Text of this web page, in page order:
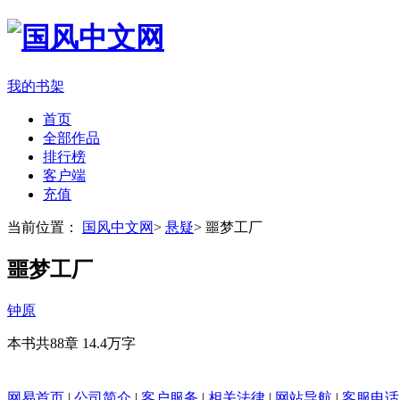
我的书架
首页
全部作品
排行榜
客户端
充值
当前位置： 国风中文网> 悬疑> 噩梦工厂
噩梦工厂
钟原
本书共88章 14.4万字